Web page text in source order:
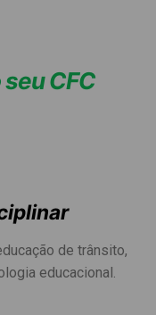
CFC
de trânsito,
educacional.